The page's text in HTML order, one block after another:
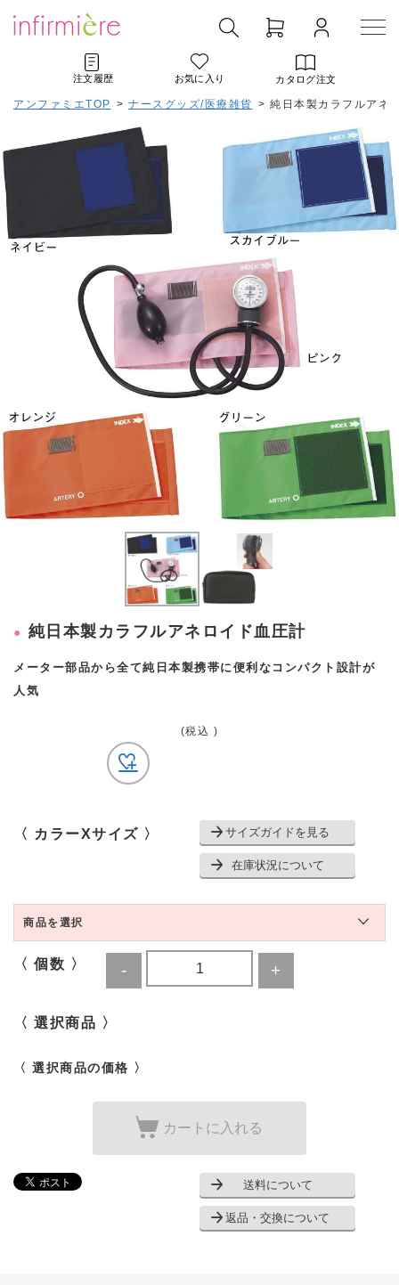
注文履歴 お気に入り カタログ注文
アンファミエTOP > ナースグッズ/医療雑貨 > 純日本製カラフルアネ
純日本製カラフルアネロイド血圧計
メーター部品から全て純日本製携帯に便利なコンパクト設計が
人気
(税込 )
〈 カラーXサイズ 〉 サイズガイドを見る
在庫状況について
商品を選択
〈 個数 〉
〈 選択商品 〉
〈 選択商品の価格 〉
カートに入れる
送料について
返品・交換について